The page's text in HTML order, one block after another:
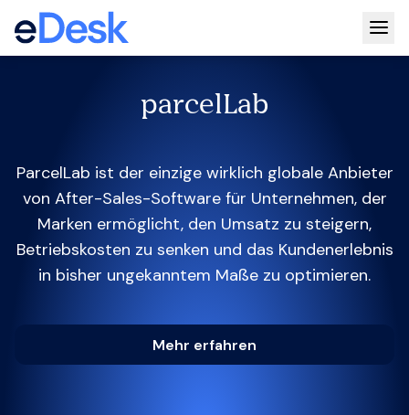
parcelLab
ParcelLab ist der einzige wirklich globale Anbieter
von After-Sales-Software für Unternehmen, der
Marken ermöglicht, den Umsatz zu steigern,
Betriebskosten zu senken und das Kundenerlebnis
in bisher ungekanntem Maße zu optimieren.
Mehr erfahren